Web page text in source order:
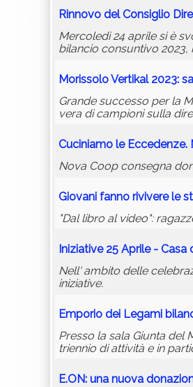
Rinnovo del Consiglio
Mercoledì 24 aprile si è
bilancio consuntivo
Morissolo Vertikal 2023:
Grande successo per la
vera di campioni sulla
Cuciniamo le
Nova Coop consegna
Giovani fanno rivivere le
"Dal libro al video":
Iniziative 25 Aprile - Casa
Nell' ambito delle
iniziative.
Emporio dei Legami
Presso la sala Giunta del
triennio di attività e in
E.ON: una nuova